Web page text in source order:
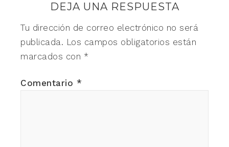
DEJA UNA RESPUESTA
Tu dirección de correo electrónico no será
publicada. Los campos obligatorios están
marcados con *
Comentario *